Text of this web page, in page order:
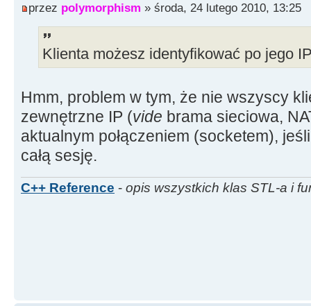
przez polymorphism » środa, 24 lutego 2010, 13:25
Klienta możesz identyfikować po jego
Hmm, problem w tym, że nie wszyscy
zewnętrzne IP (vide brama sieciowa,
aktualnym połączeniem (socketem),
całą sesję.
C++ Reference - opis wszystkich klas STL-a i